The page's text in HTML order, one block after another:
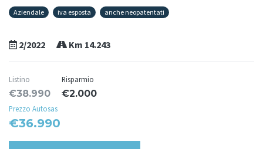
Aziendale iva esposta anche neopatentati
2/2022 Km 14.243
Listino
€38.990
Risparmio
€2.000
Prezzo Autosas
€36.990